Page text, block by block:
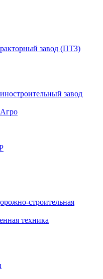
завод (ПТЗ)
завод
строительная
техника